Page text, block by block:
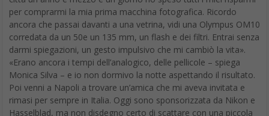
per comprarmi la mia prima macchina fotografica. Ricordo
ancora che passai davanti a una vetrina, vidi una Olympus OM10
corredata da un 50e un 135 mm, un flash e dei filtri. Entrai senza
darmi spiegazioni, un gesto impulsivo che mi cambiò la vita».
«Erano ancora i tempi dell’analogico, delle pellicole – spiega
Monica Silva – e io non dormivo la notte aspettando il risultato.
Poi venni a Napoli a trovare un’amica che mi aveva invitata e
rimasi per sempre in Italia. Oggi sono sponsorizzata da Nikon e
Hasselblad, ma non disdegno certo di scattare con una piccola